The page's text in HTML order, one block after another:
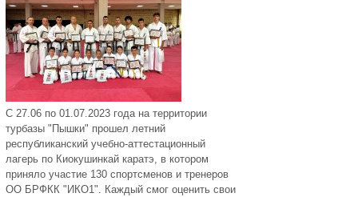
С 27.06 по 01.07.2023 года на территории
турбазы "Пышки" прошел летний
республиканский учебно-аттестационный
лагерь по Киокушинкай каратэ, в котором
приняло участие 130 спортсменов и тренеров
ОО БРФКК "ИКО1". Каждый смог оценить свои